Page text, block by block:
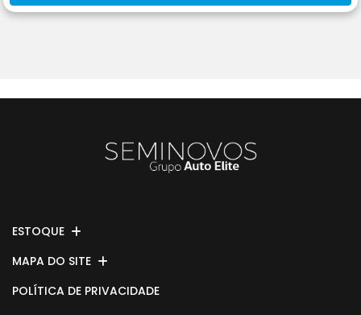
ESTOQUE
MAPA DO SITE
POLÍTICA DE PRIVACIDADE